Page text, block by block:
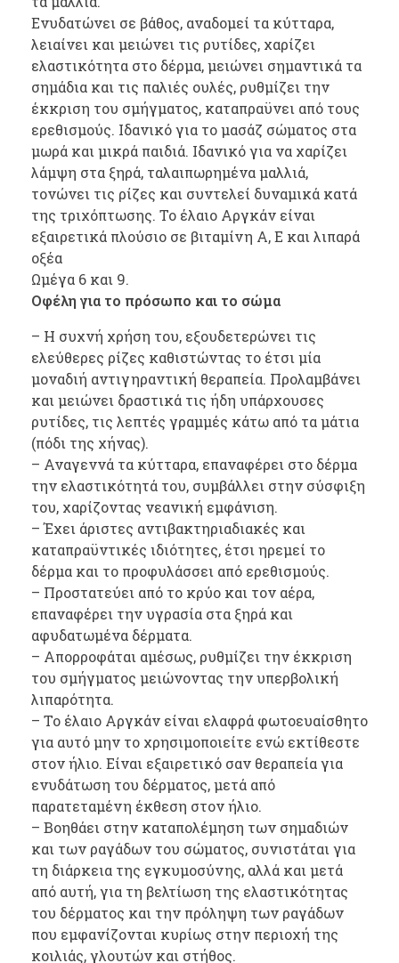
Ενυδατώνει σε βάθος, αναδομεί τα κύτταρα,
λειαίνει και μειώνει τις ρυτίδες, χαρίζει
ελαστικότητα στο δέρμα, μειώνει σημαντικά τα
σημάδια και τις παλιές ουλές, ρυθμίζει την
έκκριση του σμήγματος, καταπραϋνει από τους
ερεθισμούς. Ιδανικό για το μασάζ σώματος στα
μωρά και μικρά παιδιά. Ιδανικό για να χαρίζει
λάμψη στα ξηρά, ταλαιπωρημένα μαλλιά,
τονώνει τις ρίζες και συντελεί δυναμικά κατά
της τριχόπτωσης. Το έλαιο Αργκάν είναι
εξαιρετικά πλούσιο σε βιταμίνη Α, Ε και λιπαρά
οξέα
Ωμέγα 6 και 9.
Οφέλη για το πρόσωπο και το σώμα
– Η συχνή χρήση του, εξουδετερώνει τις
ελεύθερες ρίζες καθιστώντας το έτσι μία
μοναδιή αντιγηραντική θεραπεία. Προλαμβάνει
και μειώνει δραστικά τις ήδη υπάρχουσες
ρυτίδες, τις λεπτές γραμμές κάτω από τα μάτια
(πόδι της χήνας).
– Αναγεννά τα κύτταρα, επαναφέρει στο δέρμα
την ελαστικότητά του, συμβάλλει στην σύσφιξη
του, χαρίζοντας νεανική εμφάνιση.
– Έχει άριστες αντιβακτηριαδιακές και
καταπραϋντικές ιδιότητες, έτσι ηρεμεί το
δέρμα και το προφυλάσσει από ερεθισμούς.
– Προστατεύει από το κρύο και τον αέρα,
επαναφέρει την υγρασία στα ξηρά και
αφυδατωμένα δέρματα.
– Απορροφάται αμέσως, ρυθμίζει την έκκριση
του σμήγματος μειώνοντας την υπερβολική
λιπαρότητα.
– Το έλαιο Αργκάν είναι ελαφρά φωτοευαίσθητο
για αυτό μην το χρησιμοποιείτε ενώ εκτίθεστε
στον ήλιο. Είναι εξαιρετικό σαν θεραπεία για
ενυδάτωση του δέρματος, μετά από
παρατεταμένη έκθεση στον ήλιο.
– Βοηθάει στην καταπολέμηση των σημαδιών
και των ραγάδων του σώματος, συνιστάται για
τη διάρκεια της εγκυμοσύνης, αλλά και μετά
από αυτή, για τη βελτίωση της ελαστικότητας
του δέρματος και την πρόληψη των ραγάδων
που εμφανίζονται κυρίως στην περιοχή της
κοιλιάς, γλουτών και στήθος.